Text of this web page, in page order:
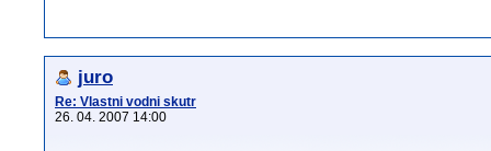
juro
Re: Vlastni vodni skutr
26. 04. 2007 14:00